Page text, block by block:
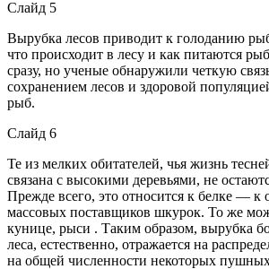
Слайд 5
Вырубка лесов приводит к голоданию
что происходит в лесу и как питаются
сразу, но ученые обнаружили четкую
сохранением лесов и здоровой
рыб.
Слайд 6
Те из мелких обитателей, чья жизнь
связана с высокими деревьями, не
Прежде всего, это относится к белке —
массовых поставщиков шкурок. То же
кунице, рыси . Таким образом, вырубка
леса, естественно, отражается на
на общей численности некоторых